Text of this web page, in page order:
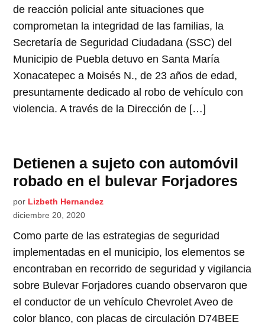
de reacción policial ante situaciones que
comprometan la integridad de las familias, la
Secretaría de Seguridad Ciudadana (SSC) del
Municipio de Puebla detuvo en Santa María
Xonacatepec a Moisés N., de 23 años de edad,
presuntamente dedicado al robo de vehículo con
violencia. A través de la Dirección de […]
Detienen a sujeto con automóvil
robado en el bulevar Forjadores
por Lizbeth Hernandez
diciembre 20, 2020
Como parte de las estrategias de seguridad
implementadas en el municipio, los elementos se
encontraban en recorrido de seguridad y vigilancia
sobre Bulevar Forjadores cuando observaron que
el conductor de un vehículo Chevrolet Aveo de
color blanco, con placas de circulación D74BEE